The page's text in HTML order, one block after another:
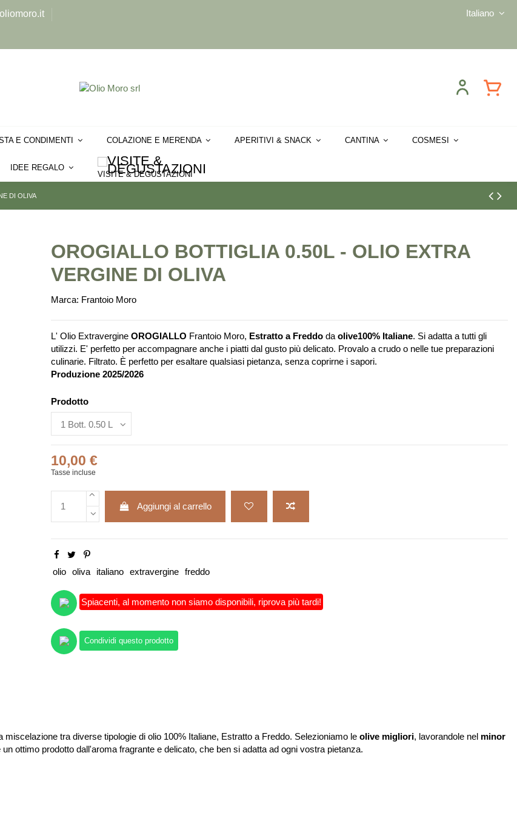
Italiano
E CONDIMENTI COLAZIONE E MERENDA APERITIVI & SNACK CANTINA COSMESI
IDEE REGALO
VISITE & DEGUSTAZIONI
DI OLIVA
OROGIALLO BOTTIGLIA 0.50L - OLIO EXTRA
VERGINE DI OLIVA
Marca: Frantoio Moro
L' Olio Extravergine OROGIALLO Frantoio Moro, Estratto a Freddo da olive100% Italiane. Si adatta a tutti gli
utilizzi. E' perfetto per accompagnare anche i piatti dal gusto più delicato. Provalo a crudo o nelle tue preparazioni
culinarie. Filtrato. È perfetto per esaltare qualsiasi pietanza, senza coprirne i sapori.
Produzione 2025/2026
Prodotto
10,00 €
Tasse incluse
Aggiungi al carrello
olio oliva italiano extravergine freddo
Spiacenti, al momento non siamo disponibili, riprova più tardi!
Condividi questo prodotto
miscelazione tra diverse tipologie di olio 100% Italiane, Estratto a Freddo. Selezioniamo le olive migliori, lavorandole nel minor
un ottimo prodotto dall'aroma fragrante e delicato, che ben si adatta ad ogni vostra pietanza.